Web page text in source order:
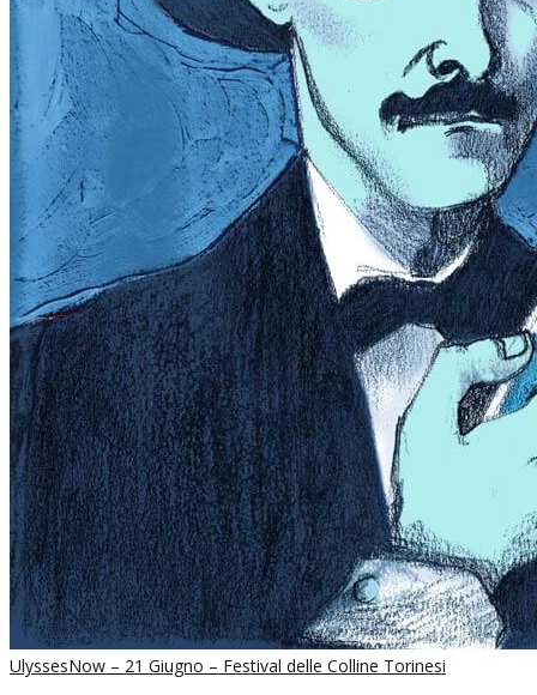
UlyssesNow – 21 Giugno – Festival delle Colline Torinesi